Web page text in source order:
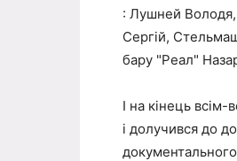
: Лушней Володя,
Сергій,
бару "Реал"
І на кінець
і долучився до